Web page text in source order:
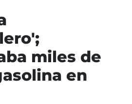
miles de
en